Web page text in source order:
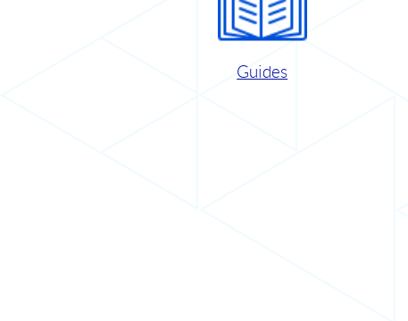
Guides